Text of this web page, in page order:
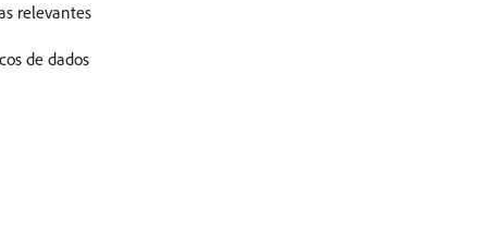
relevantes
de dados